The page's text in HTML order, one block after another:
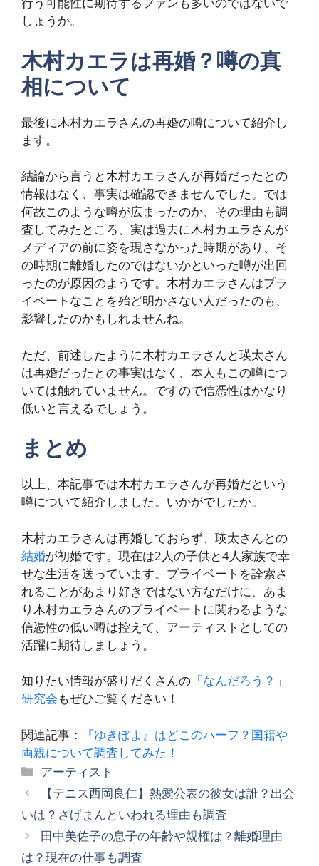
しょうか。
木村カエラは再婚？噂の真
相について
最後に木村カエラさんの再婚の噂について紹介し
ます。
結論から言うと木村カエラさんが再婚だったとの
情報はなく、事実は確認できませんでした。では
何故このような噂が広まったのか、その理由も調
査してみたところ、実は過去に木村カエラさんが
メディアの前に姿を現さなかった時期があり、そ
の時期に離婚したのではないかといった噂が出回
ったのが原因のようです。木村カエラさんはプラ
イベートなことを殆ど明かさない人だったのも、
影響したのかもしれませんね。
ただ、前述したように木村カエラさんと瑛太さん
は再婚だったとの事実はなく、本人もこの噂につ
いては触れていません。ですので信憑性はかなり
低いと言えるでしょう。
まとめ
以上、本記事では木村カエラさんが再婚だという
噂について紹介しました。いかがでしたか。
木村カエラさんは再婚しておらず、瑛太さんとの
結婚が初婚です。現在は2人の子供と4人家族で幸
せな生活を送っています。プライベートを詮索さ
れることがあまり好きではない方なだけに、あま
り木村カエラさんのプライベートに関わるような
信憑性の低い噂は控えて、アーティストとしての
活躍に期待しましょう。
知りたい情報が盛りだくさんの 「なんだろう？」
研究会もぜひご覧ください！
関連記事：
『ゆきぽよ』はどこのハーフ？国籍や
両親について調査してみた！
カ
テ
リ
ー
アーティスト
【テニス西岡良仁】熱愛公表の彼女は誰？出会
いは？さげまんといわれる理由も調査
田中美佐子の息子の年齢や親権は？離婚理由
は？現在の仕事も調査